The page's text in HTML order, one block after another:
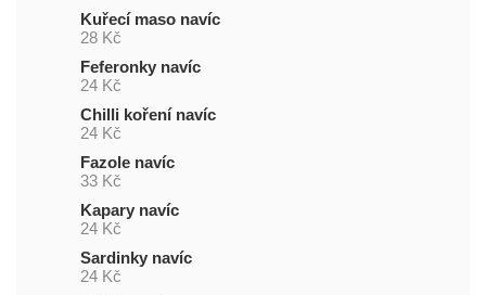
Kuřecí maso navíc
28 Kč
Feferonky navíc
24 Kč
Chilli koření navíc
24 Kč
Fazole navíc
33 Kč
Kapary navíc
24 Kč
Sardinky navíc
24 Kč